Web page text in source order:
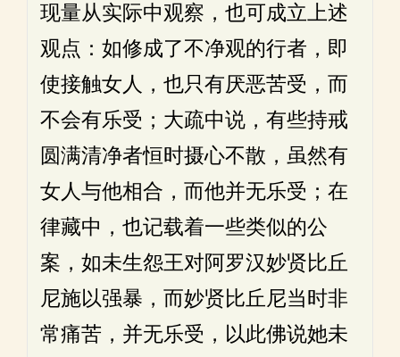
现量从实际中观察，也可成立上述
观点：如修成了不净观的行者，即
使接触女人，也只有厌恶苦受，而
不会有乐受；大疏中说，有些持戒
圆满清净者恒时摄心不散，虽然有
女人与他相合，而他并无乐受；在
律藏中，也记载着一些类似的公
案，如未生怨王对阿罗汉妙贤比丘
尼施以强暴，而妙贤比丘尼当时非
常痛苦，并无乐受，以此佛说她未